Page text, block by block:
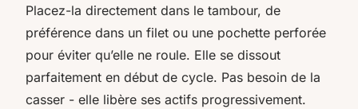
Placez-la directement dans le tambour, de
préférence dans un filet ou une pochette perforée
pour éviter qu’elle ne roule. Elle se dissout
parfaitement en début de cycle. Pas besoin de la
casser - elle libère ses actifs progressivement.